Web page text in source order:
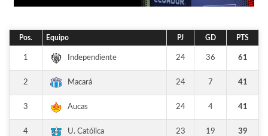
Pos. Equipo PJ GD PTS
1 Independiente 24 36 61
2 Macará 24 7 41
3 Aucas 24 4 41
4 U. Católica 23 19 39